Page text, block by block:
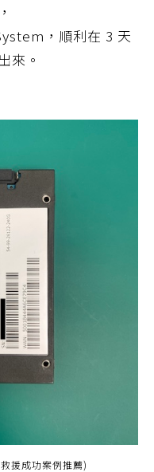
，順利在 3 天
來。
援成功案例推薦)